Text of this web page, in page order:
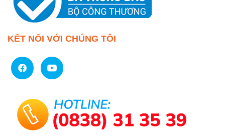
KẾT NỐI VỚI CHÚNG TÔI